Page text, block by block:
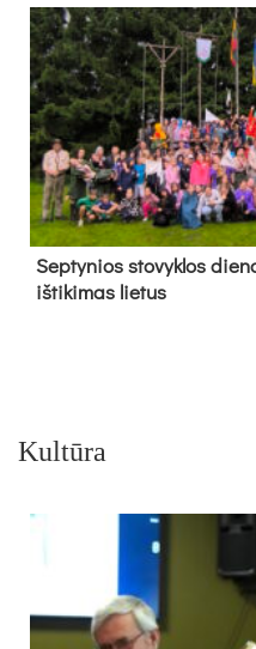
Sep­ty­nios sto­vyk­los
iš­ti­ki­mas lie­tus
Kultūra